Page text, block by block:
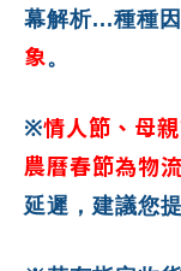
幕解析...種種
象。
※情人節、母
農曆春節為物
延遲，建議您